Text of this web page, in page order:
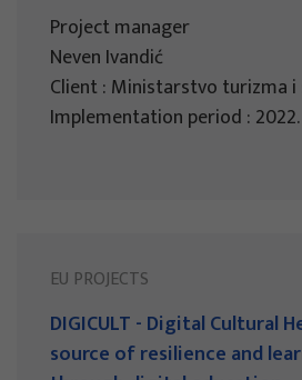
Project manager
Neven Ivandić
Client : Ministarstvo turizma i
Implementation period :
EU PROJECTS
DIGICULT - Digital Cultural
source of resilience and